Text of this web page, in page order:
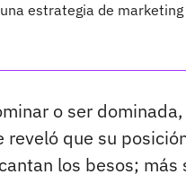
estrategia de marketing
o ser
reveló que su
los besos; más